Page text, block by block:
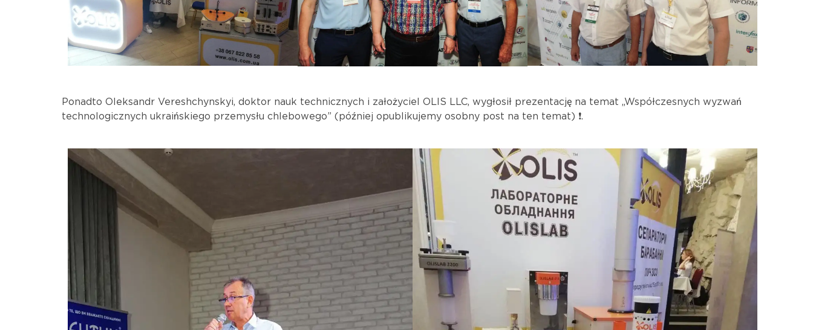
Ponadto Oleksandr Vereshchynskyi, doktor nauk technicznych i założyciel OLIS LLC, wygłosił prezentację na temat „Współczesnych wyzwań
technologicznych ukraińskiego przemysłu chlebowego” (później opublikujemy osobny post na ten temat) ❗️.